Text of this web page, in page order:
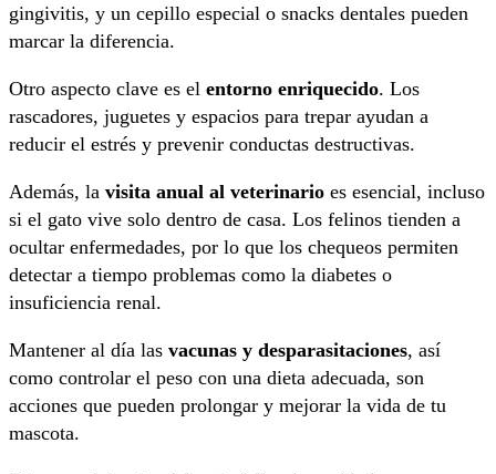
gingivitis, y un cepillo especial o snacks dentales pueden
marcar la diferencia.
Otro aspecto clave es el entorno enriquecido. Los
rascadores, juguetes y espacios para trepar ayudan a
reducir el estrés y prevenir conductas destructivas.
Además, la visita anual al veterinario es esencial, incluso
si el gato vive solo dentro de casa. Los felinos tienden a
ocultar enfermedades, por lo que los chequeos permiten
detectar a tiempo problemas como la diabetes o
insuficiencia renal.
Mantener al día las vacunas y desparasitaciones, así
como controlar el peso con una dieta adecuada, son
acciones que pueden prolongar y mejorar la vida de tu
mascota.